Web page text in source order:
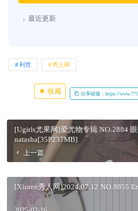
最近更新
利世 秀人网
收藏 分享链接：https://
[Ugirls尤果网]爱尤物专辑 NO.2884
natasha[35P237MB]
上一篇
[Xiuren秀人网]2024.07.12 NO.8855